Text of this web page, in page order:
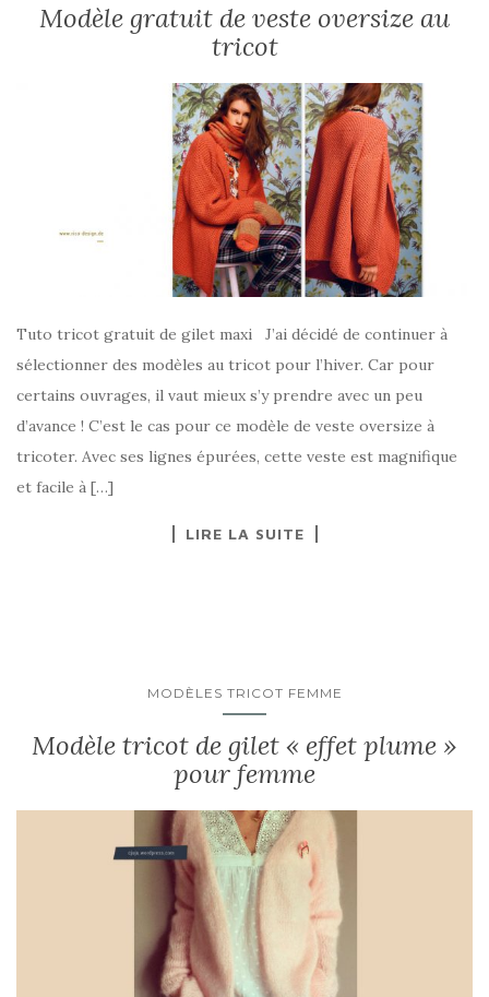
Modèle gratuit de veste oversize au
tricot
Tuto tricot gratuit de gilet maxi J’ai décidé de continuer à
sélectionner des modèles au tricot pour l’hiver. Car pour
certains ouvrages, il vaut mieux s’y prendre avec un peu
d’avance ! C’est le cas pour ce modèle de veste oversize à
tricoter. Avec ses lignes épurées, cette veste est magnifique
et facile à […]
LIRE LA SUITE
MODÈLES TRICOT FEMME
Modèle tricot de gilet « effet plume »
pour femme